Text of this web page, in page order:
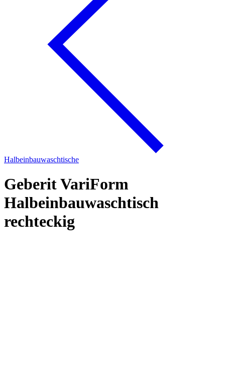
Halbeinbauwaschtische
Geberit VariForm
Halbeinbauwaschtisch
rechteckig